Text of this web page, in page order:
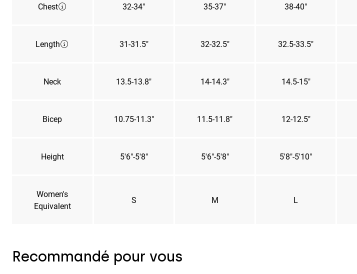
Chest 32-34" 35-37" 38-40"
Length 31-31.5" 32-32.5" 32.5-33.5"
Neck 13.5-13.8" 14-14.3" 14.5-15"
Bicep 10.75-11.3" 11.5-11.8" 12-12.5"
Height 5'6"-5'8" 5'6"-5'8" 5'8"-5'10"
Women's
Equivalent
S M L
Recommandé pour vous